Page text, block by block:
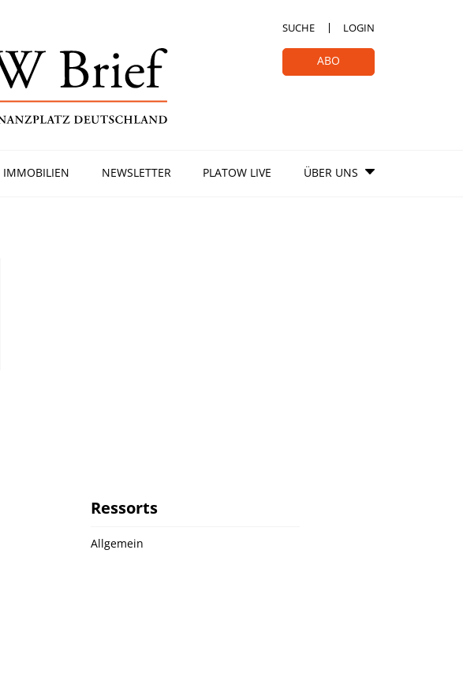
SUCHE LOGIN
ABO
IMMOBILIEN NEWSLETTER PLATOW LIVE ÜBER UNS
Ressorts
Allgemein